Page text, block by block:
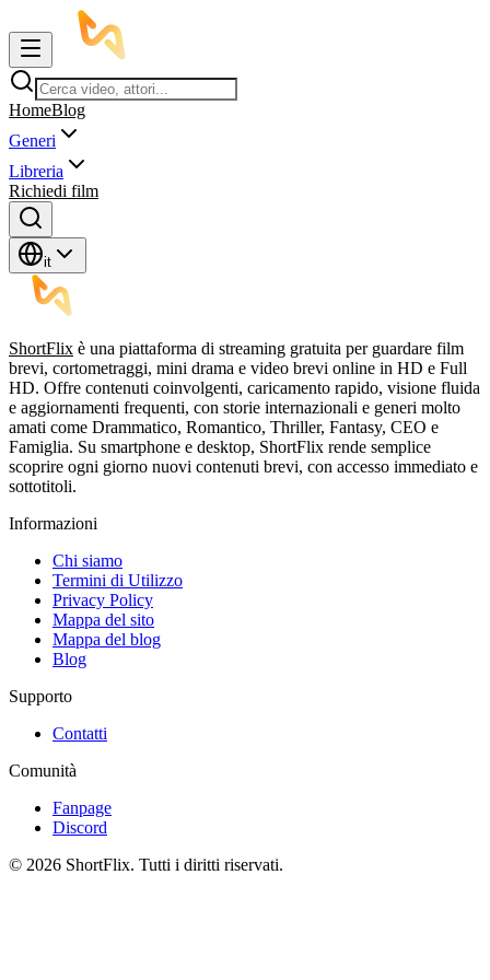
HomeBlog
Generi
Libreria
Richiedi film
it
ShortFlix è una piattaforma di streaming gratuita per guardare film
brevi, cortometraggi, mini drama e video brevi online in HD e Full
HD. Offre contenuti coinvolgenti, caricamento rapido, visione fluida
e aggiornamenti frequenti, con storie internazionali e generi molto
amati come Drammatico, Romantico, Thriller, Fantasy, CEO e
Famiglia. Su smartphone e desktop, ShortFlix rende semplice
scoprire ogni giorno nuovi contenuti brevi, con accesso immediato e
sottotitoli.
Informazioni
Chi siamo
Termini di Utilizzo
Privacy Policy
Mappa del sito
Mappa del blog
Blog
Supporto
Contatti
Comunità
Fanpage
Discord
© 2026 ShortFlix. Tutti i diritti riservati.